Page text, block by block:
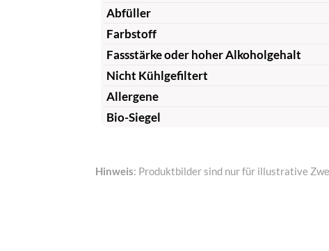
Abfüller
Farbstoff
Fassstärke oder hoher Alkoholgehalt
Nicht Kühlgefiltert
Allergene
Bio-Siegel
Hinweis: Produktbilder sind nur für illustrative